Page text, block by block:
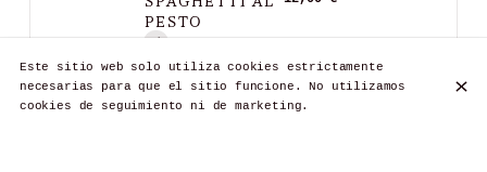
PESTO
Salsa de Pesto
Genovese
Este sitio web solo utiliza cookies estrictamente
necesarias para que el sitio funcione. No utilizamos
cookies de seguimiento ni de marketing.